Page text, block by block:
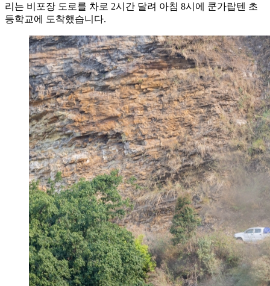
리는 비포장 도로를 차로 2시간 달려 아침 8시에 쿤가랍텐 초
등학교에 도착했습니다.